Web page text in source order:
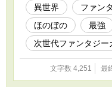
う？ お前はもう用済み
してこれをくれてやる。
の仲間としてお前にも報
って、袋を１つ渡してく
ているようだ。 勇者パー
金だろう。 だが、一般人
いけるだけの金はありそ
くもらっていくぜ。じ
異世界 ファン
ほのぼの
最強
次世代ファンタジー
文字数 4,251 最